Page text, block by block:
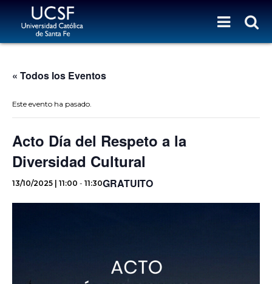
« Todos los Eventos
Este evento ha pasado.
Acto Día del Respeto a la
Diversidad Cultural
13/10/2025 | 11:00 - 11:30GRATUITO